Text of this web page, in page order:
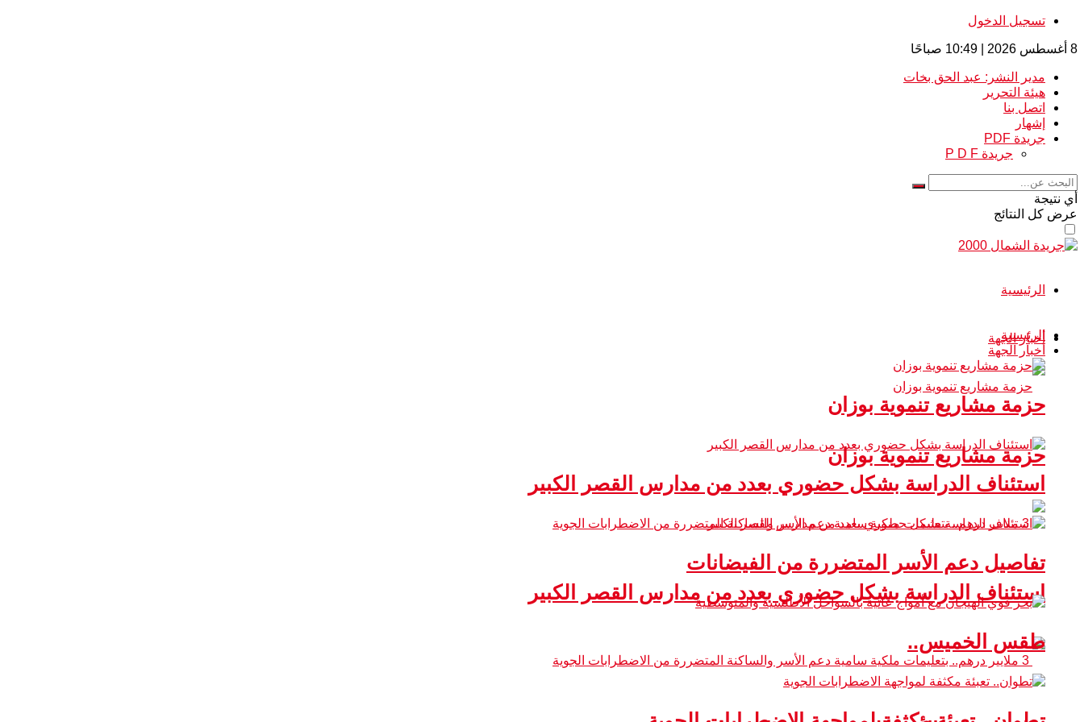
تسجيل الدخول
8 أغسطس 2026 | 10:49 صباحًا
مدير النشر: عبد الحق بخات
هيئة التحرير
اتصل بنا
إشهار
جريدة PDF
جريدة P D F
أي نتيجة
عرض كل النتائج
الرئيسية
أخبار الجهة
حزمة مشاريع تنموية بوزان
استئناف الدراسة بشكل حضوري بعدد من مدارس القصر الكبير
الرئيسية
أخبار الجهة
حزمة مشاريع تنموية بوزان
استئناف الدراسة بشكل حضوري بعدد من مدارس القصر الكبير
تفاصيل دعم الأسر المتضررة من الفيضانات
طقس الخميس..